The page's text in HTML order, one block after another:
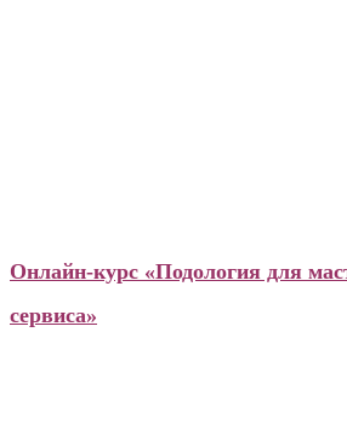
Онлайн-курс «Подология для
сервиса»